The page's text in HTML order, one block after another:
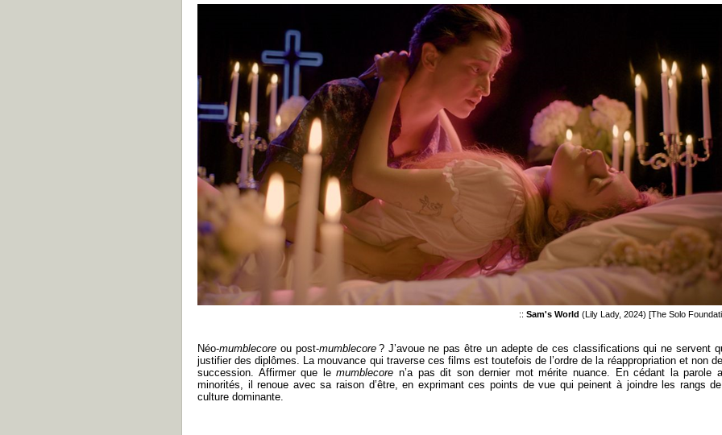
:: Sam's World (Lily Lady, 2024) [The Solo
Néo-mumblecore ou post-mumblecore? J’avoue ne pas être un adepte de ces classifications qui ne servent
justifier des diplômes. La mouvance qui traverse ces films est toutefois de l’ordre de la réappropriation et non
succession. Affirmer que lemumblecore n’a pas dit son dernier mot mérite nuance. En cédant la parole
minorités, il renoue avec sa raison d’être, en exprimant ces points de vue qui peinent à joindre les rangs
culture dominante.